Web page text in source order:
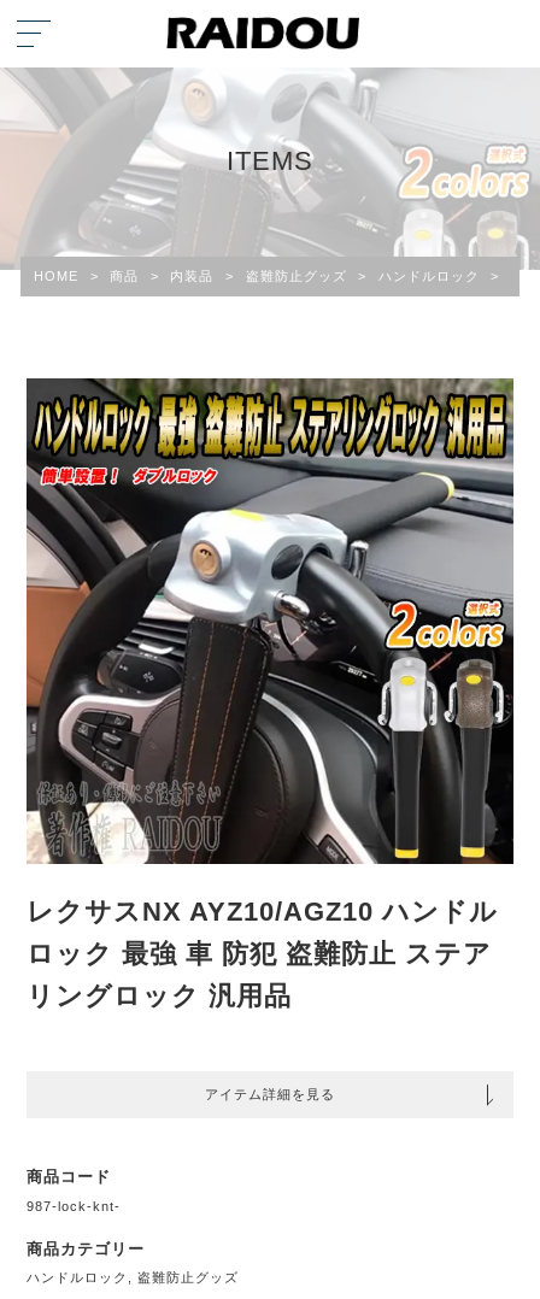
ITEMS
HOME > 商品 > 内装品 > 盗難防止グッズ > ハンドルロック >
レクサスNX AYZ10/AGZ10 ハンドル
ロック 最強 車 防犯 盗難防止 ステア
リングロック 汎用品
アイテム詳細を見る
商品コード
987-lock-knt-
商品カテゴリー
ハンドルロック ,盗難防止グッズ